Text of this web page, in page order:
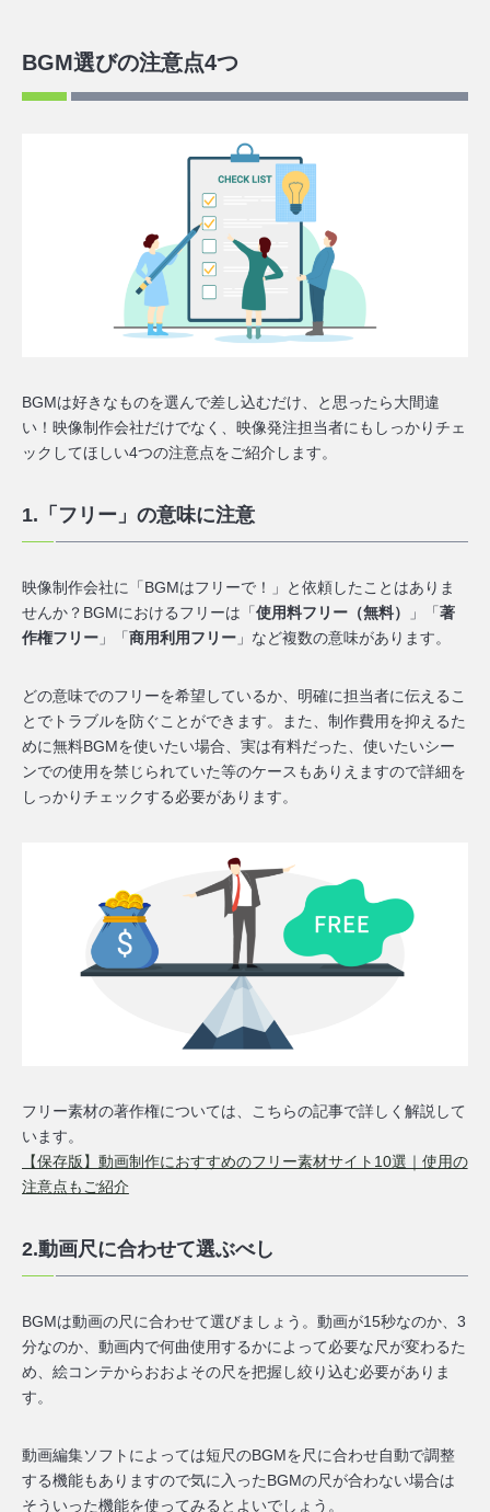
BGM選びの注意点4つ
BGMは好きなものを選んで差し込むだけ、と思ったら大間違
い！映像制作会社だけでなく、映像発注担当者にもしっかりチェ
ックしてほしい4つの注意点をご紹介します。
1.「フリー」の意味に注意
映像制作会社に「BGMはフリーで！」と依頼したことはありま
せんか？BGMにおけるフリーは「使用料フリー（無料） 」「著
作権フリー」「商用利用フリー」など複数の意味があります。
どの意味でのフリーを希望しているか、明確に担当者に伝えるこ
とでトラブルを防ぐことができます。また、制作費用を抑えるた
めに無料BGMを使いたい場合、実は有料だった、使いたいシー
ンでの使用を禁じられていた等のケースもありえますので詳細を
しっかりチェックする必要があります。
フリー素材の著作権については、こちらの記事で詳しく解説して
います。
【保存版】動画制作におすすめのフリー素材サイト10選｜使用の
注意点もご紹介
2.動画尺に合わせて選ぶべし
BGMは動画の尺に合わせて選びましょう。動画が15秒なのか、3
分なのか、動画内で何曲使用するかによって必要な尺が変わるた
め、 絵コンテからおおよその尺を把握し絞り込む必要がありま
す。
動画編集ソフトによっては短尺のBGMを尺に合わせ自動で調整
する機能もありますので気に入ったBGMの尺が合わない場合は
そういった機能を使ってみるとよいでしょう。